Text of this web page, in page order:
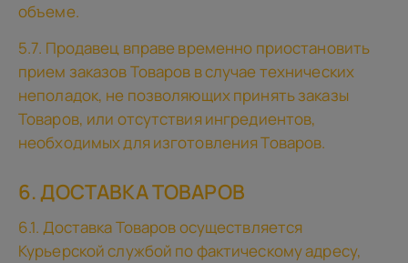
объеме.
5.7. Продавец вправе временно приостановить
прием заказов Товаров в случае технических
неполадок, не позволяющих принять заказы
Товаров, или отсутствия ингредиентов,
необходимых для изготовления Товаров.
6. ДОСТАВКА ТОВАРОВ
6.1. Доставка Товаров осуществляется
Курьерской службой по фактическому адресу,